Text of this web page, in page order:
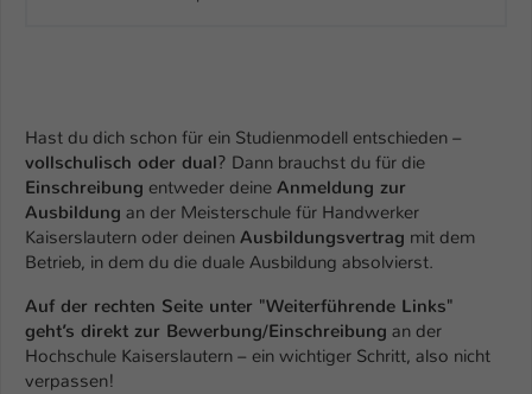
Hast du dich schon für ein Studienmodell entschieden –
vollschulisch oder dual? Dann brauchst du für die
Einschreibung entweder deine Anmeldung zur
Ausbildung an der Meisterschule für Handwerker
Kaiserslautern oder deinen Ausbildungsvertrag mit dem
Betrieb, in dem du die duale Ausbildung absolvierst.
Auf der rechten Seite unter "Weiterführende Links"
geht’s direkt zur Bewerbung/Einschreibung an der
Hochschule Kaiserslautern – ein wichtiger Schritt, also nicht
verpassen!